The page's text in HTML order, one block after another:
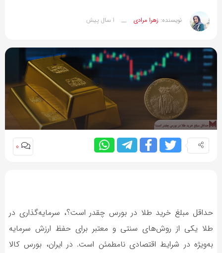
نویسنده: زهرا مرادی __ 1 سال پیش
0
حداقل مبلغ خرید طلا در بورس چقدر است؟، سرمایه‌گذاری در
طلا یکی از روش‌های سنتی و معتبر برای حفظ ارزش سرمایه
به‌ویژه در شرایط اقتصادی نامطمئن است. در ایران، بورس کالا